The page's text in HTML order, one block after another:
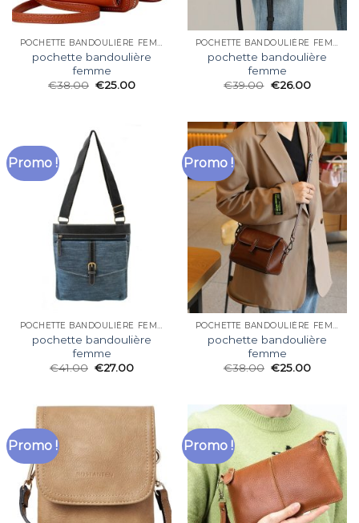
POCHETTE BANDOULIÈRE FEMME
pochette bandoulière
femme
€38.00 €25.00
POCHETTE BANDOULIÈRE FEMME
pochette bandoulière
femme
€39.00 €26.00
Promo !
POCHETTE BANDOULIÈRE FEMME
pochette bandoulière
femme
€41.00 €27.00
Promo !
POCHETTE BANDOULIÈRE FEMME
pochette bandoulière
femme
€38.00 €25.00
Promo ! Promo !